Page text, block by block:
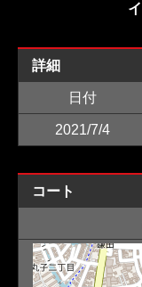
詳細
日付
2021/7/4
コート